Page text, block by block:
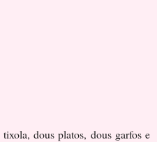
dous platos, dous garfos e